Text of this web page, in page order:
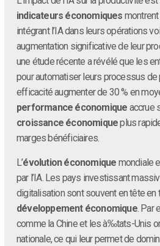
indicateurs économiques
intégrant l’IA dans leurs opérations
augmentation significative de leur
une étude récente a révélé que les
pour automatiser leurs processus de
efficacité augmenter de 30 % en
performance économique accrue
croissance économiqueplus
marges bénéficiaires.
L’évolution économique mondiale
par l’IA. Les pays investissant
digitalisation sont souvent en tête en
développement économique. Par
comme la Chine et les à‰tats-Unis
nationale, ce qui leur permet de